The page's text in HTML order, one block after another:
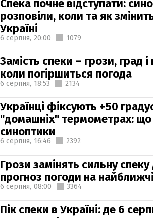
Спека почне відступати:
розповіли, коли та як
Україні
6 серпня, 20:00 1079
Замість спеки – грози, град
коли погіршиться погода
6 серпня, 18:53 2134
Українці фіксують +50
"домашніх" термометрах:
синоптики
6 серпня, 16:46 2392
Грози замінять сильну
прогноз погоди на
6 серпня, 08:00 3364
Пік спеки в Україні: де 6